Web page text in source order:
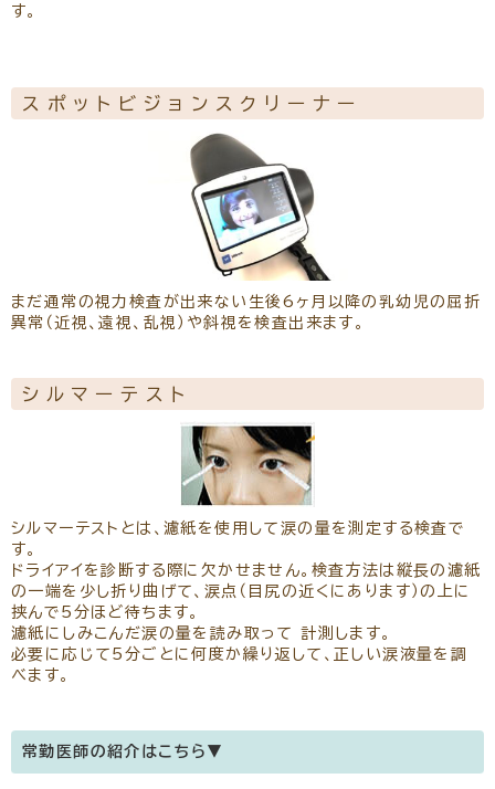
す。
スポットビジョンスクリーナー
まだ通常の視力検査が出来ない生後6ヶ月以降の乳幼児の屈折
異常（近視、遠視、乱視）や斜視を検査出来ます。
シルマーテスト
シルマーテストとは、濾紙を使用して涙の量を測定する検査で
す。
ドライアイを診断する際に欠かせません。検査方法は縦長の濾紙
の一端を少し折り曲げて、涙点（目尻の近くにあります）の上に
挟んで5分ほど待ちます。
濾紙にしみこんだ涙の量を読み取って 計測します。
必要に応じて5分ごとに何度か繰り返して、正しい涙液量を調
べます。
常勤医師の紹介はこちら▼